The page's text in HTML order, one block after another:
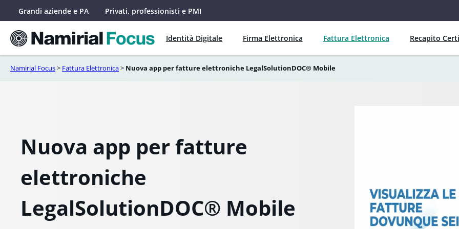
contenuto
Grandi aziende e PA Privati, professionisti e PMI
Identità Digitale Firma Elettronica Fattura Elettronica Recapito
Namirial Focus> Fattura Elettronica> Nuova app per fatture elettroniche LegalSolutionDOC® Mobile
Nuova app per fatture
elettroniche
LegalSolutionDOC® Mobile